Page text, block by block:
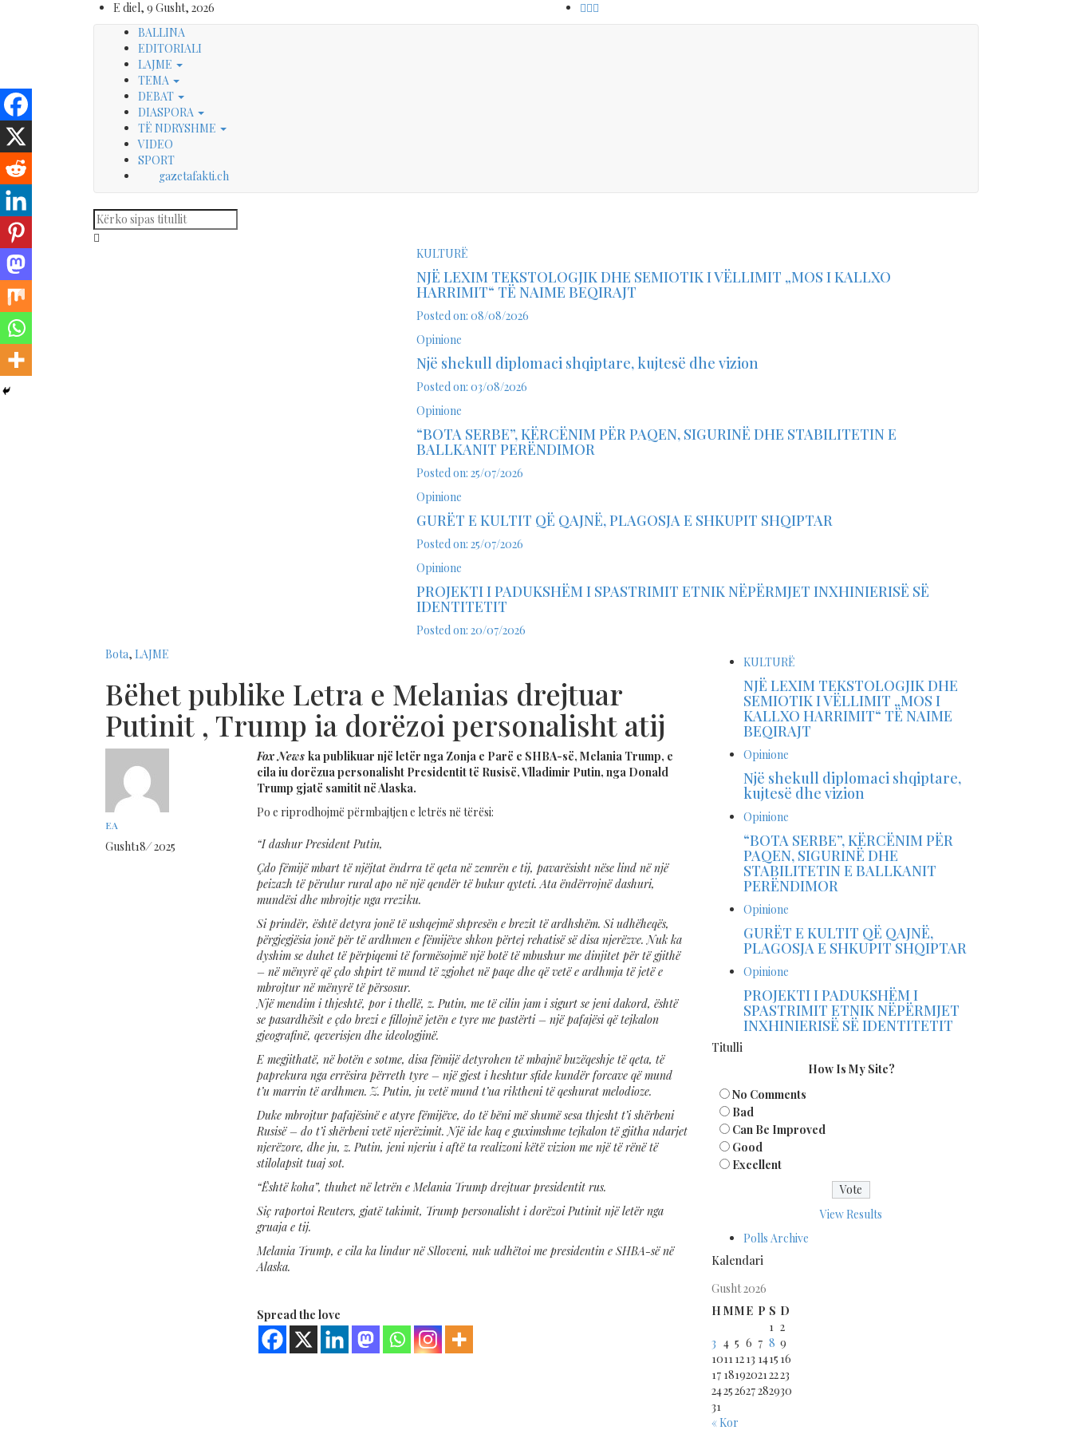
E diel, 9 Gusht, 2026
BALLINA
EDITORIALI
LAJME
TEMA
DEBAT
DIASPORA
TË NDRYSHME
VIDEO
SPORT
gazetafakti.ch
KULTURË
NJË LEXIM TEKSTOLOGJIK DHE SEMIOTIK I VËLLIMIT „MOS I KALLXO
HARRIMIT“ TË NAIME BEQIRAJT
Posted on: 08/08/2026
Opinione
Një shekull diplomaci shqiptare, kujtesë dhe vizion
Posted on: 03/08/2026
Opinione
“BOTA SERBE”, KËRCËNIM PËR PAQEN, SIGURINË DHE STABILITETIN E
BALLKANIT PERËNDIMOR
Posted on: 25/07/2026
Opinione
GURËT E KULTIT QË QAJNË, PLAGOSJA E SHKUPIT SHQIPTAR
Posted on: 25/07/2026
Opinione
PROJEKTI I PADUKSHËM I SPASTRIMIT ETNIK NËPËRMJET INXHINIERISË SË
IDENTITETIT
Posted on: 20/07/2026
Bota, LAJME
Bëhet publike Letra e Melanias drejtuar
Putinit , Trump ia dorëzoi personalisht atij
EA
Gusht18/2025
Fox News ka publikuar një letër nga Zonja e Parë e SHBA-së, Melania Trump, e
cila iu dorëzua personalisht Presidentit të Rusisë, Vlladimir Putin, nga Donald
Trump gjatë samitit në Alaska.
Po e riprodhojmë përmbajtjen e letrës në tërësi:
“I dashur President Putin,
Çdo fëmijë mbart të njëjtat ëndrra të qeta në zemrën e tij, pavarësisht nëse lind në një
peizazh të përulur rural apo në një qendër të bukur qyteti. Ata ëndërrojnë dashuri,
mundësi dhe mbrojtje nga rreziku.
Si prindër, është detyra jonë të ushqejmë shpresën e brezit të ardhshëm. Si udhëheqës,
përgjegjësia jonë për të ardhmen e fëmijëve shkon përtej rehatisë së disa njerëzve. Nuk ka
dyshim se duhet të përpiqemi të formësojmë një botë të mbushur me dinjitet për të gjithë
– në mënyrë që çdo shpirt të mund të zgjohet në paqe dhe që vetë e ardhmja të jetë e
mbrojtur në mënyrë të përsosur.
Një mendim i thjeshtë, por i thellë, z. Putin, me të cilin jam i sigurt se jeni dakord, është
se pasardhësit e çdo brezi e fillojnë jetën e tyre me pastërti – një pafajësi që tejkalon
gjeografinë, qeverisjen dhe ideologjinë.
E megjithatë, në botën e sotme, disa fëmijë detyrohen të mbajnë buzëqeshje të qeta, të
paprekura nga errësira përreth tyre – një gjest i heshtur sfide kundër forcave që mund
t’u marrin të ardhmen. Z. Putin, ju vetë mund t’ua riktheni të qeshurat melodioze.
Duke mbrojtur pafajësinë e atyre fëmijëve, do të bëni më shumë sesa thjesht t’i shërbeni
Rusisë – do t’i shërbeni vetë njerëzimit. Një ide kaq e guximshme tejkalon të gjitha ndarjet
njerëzore, dhe ju, z. Putin, jeni njeriu i aftë ta realizoni këtë vizion me një të rënë të
stilolapsit tuaj sot.
“Është koha”, thuhet në letrën e Melania Trump drejtuar presidentit rus.
Siç raportoi Reuters, gjatë takimit, Trump personalisht i dorëzoi Putinit një letër nga
gruaja e tij.
Melania Trump, e cila ka lindur në Slloveni, nuk udhëtoi me presidentin e SHBA-së në
Alaska.
Spread the love
KULTURË
NJË LEXIM TEKSTOLOGJIK DHE
SEMIOTIK I VËLLIMIT „MOS I
KALLXO HARRIMIT“ TË NAIME
BEQIRAJT
Opinione
Një shekull diplomaci shqiptare,
kujtesë dhe vizion
Opinione
“BOTA SERBE”, KËRCËNIM PËR
PAQEN, SIGURINË DHE
STABILITETIN E BALLKANIT
PERËNDIMOR
Opinione
GURËT E KULTIT QË QAJNË,
PLAGOSJA E SHKUPIT SHQIPTAR
Opinione
PROJEKTI I PADUKSHËM I
SPASTRIMIT ETNIK NËPËRMJET
INXHINIERISË SË IDENTITETIT
Titulli
How Is My Site?
No Comments
Bad
Can Be Improved
Good
Excellent
View Results
Polls Archive
Kalendari
Gusht 2026
H MME P S D
1 2
3 4 5 6 7 8 9
10111213 1415 16
17 181920212223
24252627282930
31
« Kor